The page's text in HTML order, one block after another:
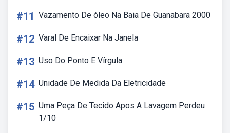
#11 Vazamento De óleo Na Baia De Guanabara 2000
#12 Varal De Encaixar Na Janela
#13 Uso Do Ponto E Vírgula
#14 Unidade De Medida Da Eletricidade
#15 Uma Peça De Tecido Apos A Lavagem Perdeu
1/10